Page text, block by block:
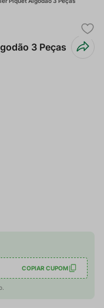
3 Peças
COPIAR CUPOM